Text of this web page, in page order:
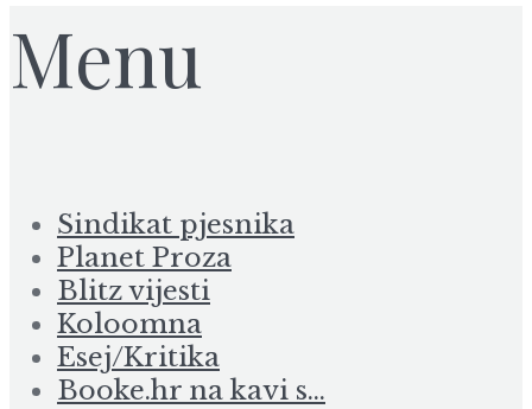
Menu
Sindikat pjesnika
Planet Proza
Blitz vijesti
Koloomna
Esej/Kritika
Booke.hr na kavi s…